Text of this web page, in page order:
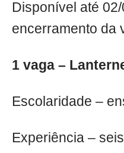
Disponível até
encerramento da
1 vaga –
Escolaridade –
Experiência –